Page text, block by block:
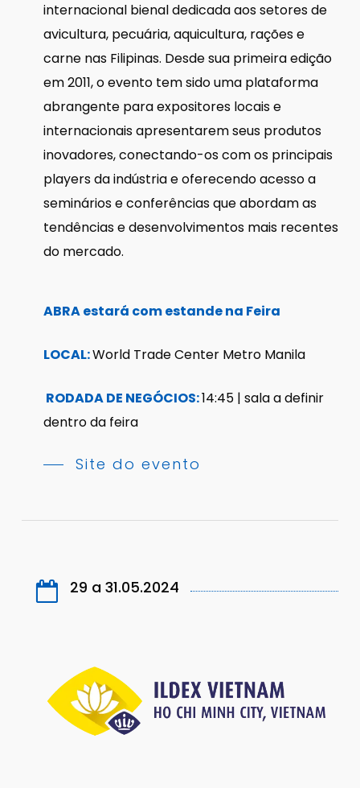
internacional bienal dedicada aos setores de
avicultura, pecuária, aquicultura, rações e
carne nas Filipinas. Desde sua primeira edição
em 2011, o evento tem sido uma plataforma
abrangente para expositores locais e
internacionais apresentarem seus produtos
inovadores, conectando-os com os principais
players da indústria e oferecendo acesso a
seminários e conferências que abordam as
tendências e desenvolvimentos mais recentes
do mercado.
ABRA estará com estande na Feira
LOCAL:World Trade Center Metro Manila
RODADA DE NEGÓCIOS:14:45 | sala a definir
dentro da feira
Site do evento
29 a 31.05.2024